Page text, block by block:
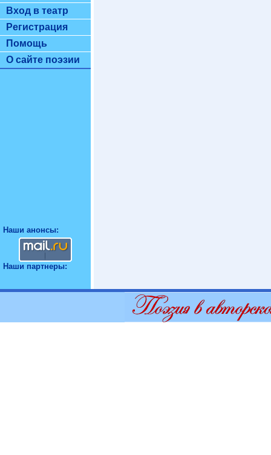
Вход в театр
Регистрация
Помощь
О сайте поэзии
Наши анонсы:
Наши партнеры: